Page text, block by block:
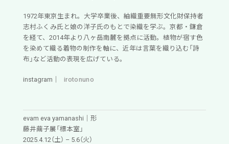
1972年東京生まれ。大学卒業後、紬織重要無形文化財保持者
志村ふくみ氏と娘の洋子氏のもとで染織を学ぶ。京都・鎌倉
を経て、2014年より八ヶ岳南麓を拠点に活動。植物が宿す色
を染めて織る着物の制作を軸に、近年は言葉を織り込む「詩
布」など活動の表現を広げている。
instagram｜ irotonuno
evam eva yamanashi｜形
藤井繭子展「標本室」
2025.4.12（土） – 5.6（火）